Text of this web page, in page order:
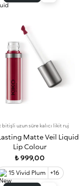
bitişli uzun süre kalıcı likit ruj
Matte Veil Liquid
Lip Colour
₺ 999,00
15 Vivid Plum +16